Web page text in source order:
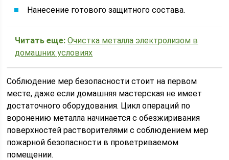
Нанесение готового защитного состава.
Читать еще: Очистка металла электролизом в
домашних условиях
Соблюдение мер безопасности стоит на первом
месте, даже если домашняя мастерская не имеет
достаточного оборудования. Цикл операций по
воронению металла начинается с обезжиривания
поверхностей растворителями с соблюдением мер
пожарной безопасности в проветриваемом
помещении.